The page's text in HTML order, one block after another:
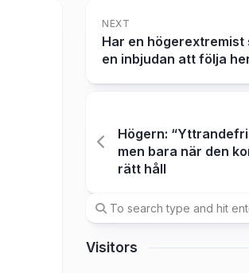
NEXT
Har en högerextremist
en inbjudan att följa
Högern:
men bara när den
rätt håll
Visitors